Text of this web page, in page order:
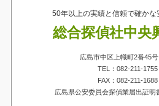
50年以上の実績と信頼で確か
総合探偵社中央
広島市中区上幟町2番45
TEL：082-211-1755
FAX：082-211-
広島県公安委員会探偵業届出証明